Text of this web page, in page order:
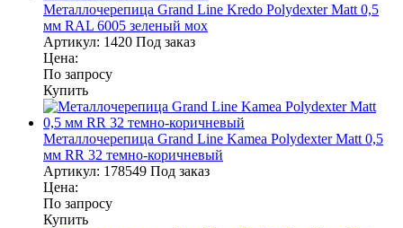
Металлочерепица Grand Line Kredo Polydexter Matt 0,5
мм RAL 6005 зеленый мох
Артикул: 1420 Под заказ
Цена:
По запросу
Купить
Металлочерепица Grand Line Kamea Polydexter Matt 0,5
мм RR 32 темно-коричневый
Артикул: 178549 Под заказ
Цена:
По запросу
Купить